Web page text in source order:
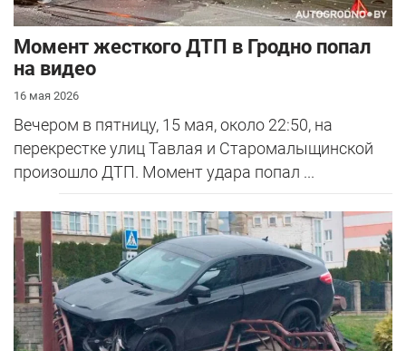
Момент жесткого ДТП в Гродно попал
на видео
16 мая 2026
Вечером в пятницу, 15 мая, около 22:50, на
перекрестке улиц Тавлая и Старомалыщинской
произошло ДТП. Момент удара попал ...